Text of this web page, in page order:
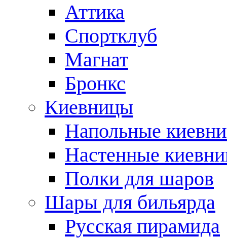
Аттика
Спортклуб
Магнат
Бронкс
Киевницы
Напольные
Настенные
Полки для шаров
Шары для бильярда
Русская пирамида